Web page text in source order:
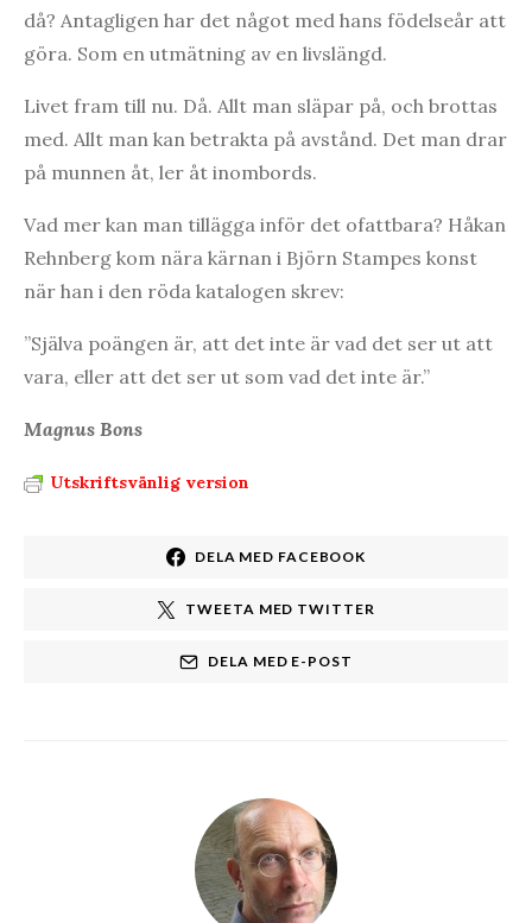
då? Antagligen har det något med hans födelseår att
göra. Som en utmätning av en livslängd.
Livet fram till nu. Då. Allt man släpar på, och brottas
med. Allt man kan betrakta på avstånd. Det man drar
på munnen åt, ler åt inombords.
Vad mer kan man tillägga inför det ofattbara? Håkan
Rehnberg kom nära kärnan i Björn Stampes konst
när han i den röda katalogen skrev:
”Själva poängen är, att det inte är vad det ser ut att
vara, eller att det ser ut som vad det inte är.”
Magnus Bons
Utskriftsvänlig version
DELA MED FACEBOOK
TWEETA MED TWITTER
DELA MED E-POST